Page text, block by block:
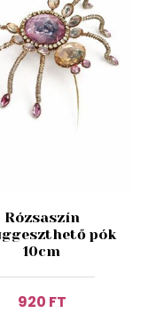
Rózsaszín
pók
10cm
920 FT